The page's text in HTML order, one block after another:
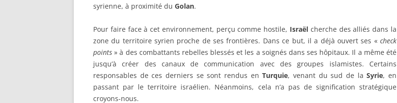
syrienne, à proximité du Golan.
Pour faire face à cet environnement, perçu comme hostile, Israël cherche des alliés dans la
zone du territoire syrien proche de ses frontières. Dans ce but, il a déjà ouvert ses « check
points » à des combattants rebelles blessés et les a soignés dans ses hôpitaux. Il a même été
jusqu’à créer des canaux de communication avec des groupes islamistes. Certains
responsables de ces derniers se sont rendus enTurquie, venant du sud de laSyrie, en
passant par le territoire israélien. Néanmoins, cela n’a pas de signification stratégique
croyons-nous.